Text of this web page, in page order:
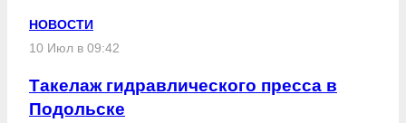
НОВОСТИ
10 Июл в 09:42
Такелаж гидравлического пресса в
Подольске